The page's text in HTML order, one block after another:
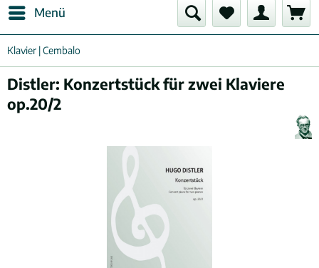
Menü
Klavier | Cembalo
Distler: Konzertstück für zwei Klaviere
op.20/2